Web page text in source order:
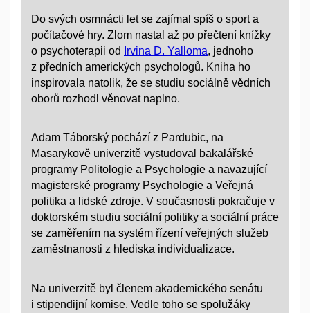
Do svých osmnácti let se zajímal spíš o sport a
počítačové hry. Zlom nastal až po přečtení knížky
o psychoterapii od
Irvina D. Yalloma, jednoho
z předních amerických psychologů. Kniha ho
inspirovala natolik, že se studiu sociálně vědních
oborů rozhodl věnovat naplno.
Adam Táborský pochází z Pardubic, na
Masarykově univerzitě vystudoval bakalářské
programy Politologie a Psychologie a navazující
magisterské programy Psychologie a Veřejná
politika a lidské zdroje. V současnosti pokračuje v
doktorském studiu sociální politiky a sociální práce
se zaměřením na systém řízení veřejných služeb
zaměstnanosti z hlediska individualizace.
Na univerzitě byl členem akademického senátu
i stipendijní komise. Vedle toho se spolužáky